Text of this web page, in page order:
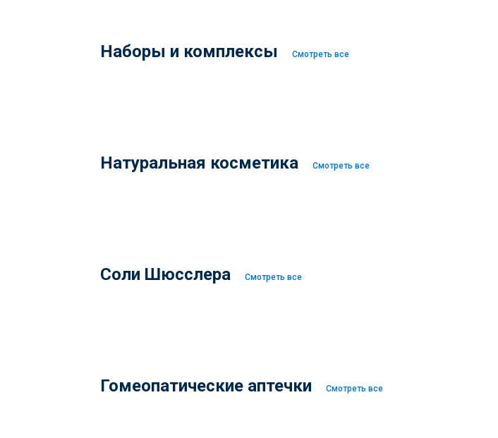
Наборы и комплексы Смотреть все
Натуральная косметика Смотреть все
Соли Шюсслера Смотреть все
Гомеопатические аптечки Смотреть все